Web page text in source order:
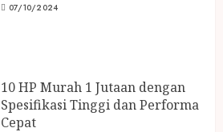
07/10/2024
10 HP Murah 1 Jutaan dengan
Spesifikasi Tinggi dan Performa
Cepat